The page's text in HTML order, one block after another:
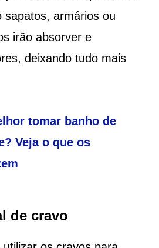
sapatos, armários ou
irão absorver e
deixando tudo mais
tomar banho de
Veja o que os
de cravo